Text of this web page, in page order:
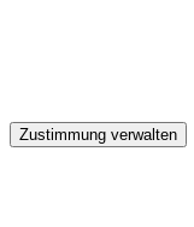
Zustimmung verwalten